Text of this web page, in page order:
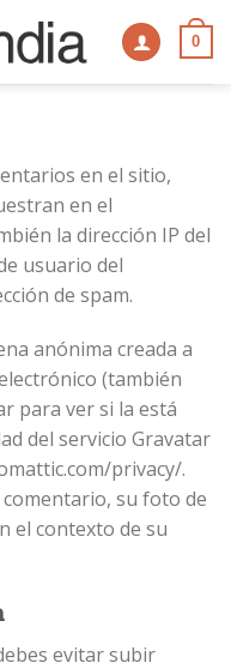
0
en el sitio,
en el
la dirección IP del
usuario del
de spam.
anónima creada a
(también
para ver si la está
del servicio Gravatar
privacy/.
su foto de
el contexto de su
evitar subir